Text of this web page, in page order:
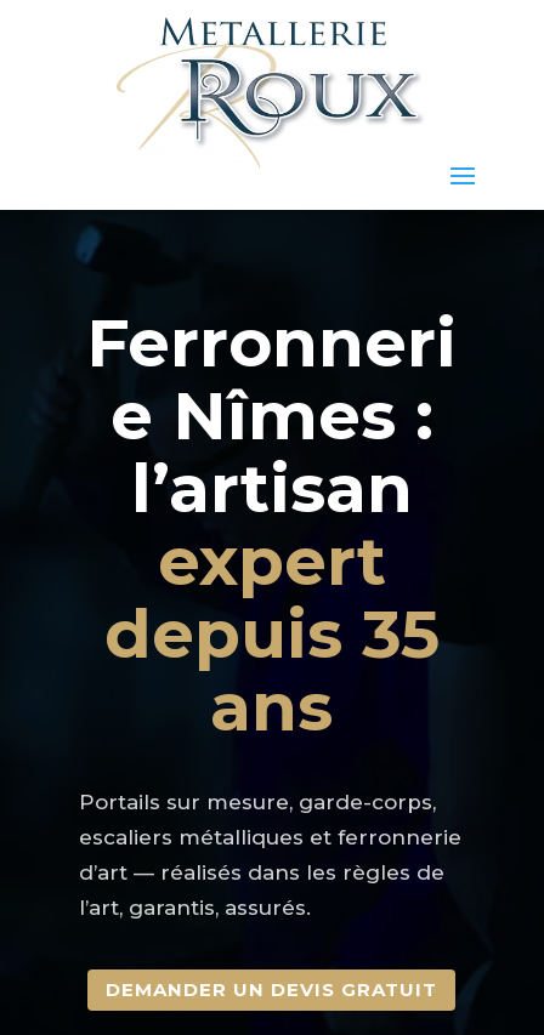
Ferronneri
e Nîmes :
l’artisan
expert
depuis 35
ans
Portails sur mesure, garde-corps,
escaliers métalliques et ferronnerie
d’art — réalisés dans les règles de
l’art, garantis, assurés.
DEMANDER UN DEVIS GRATUIT